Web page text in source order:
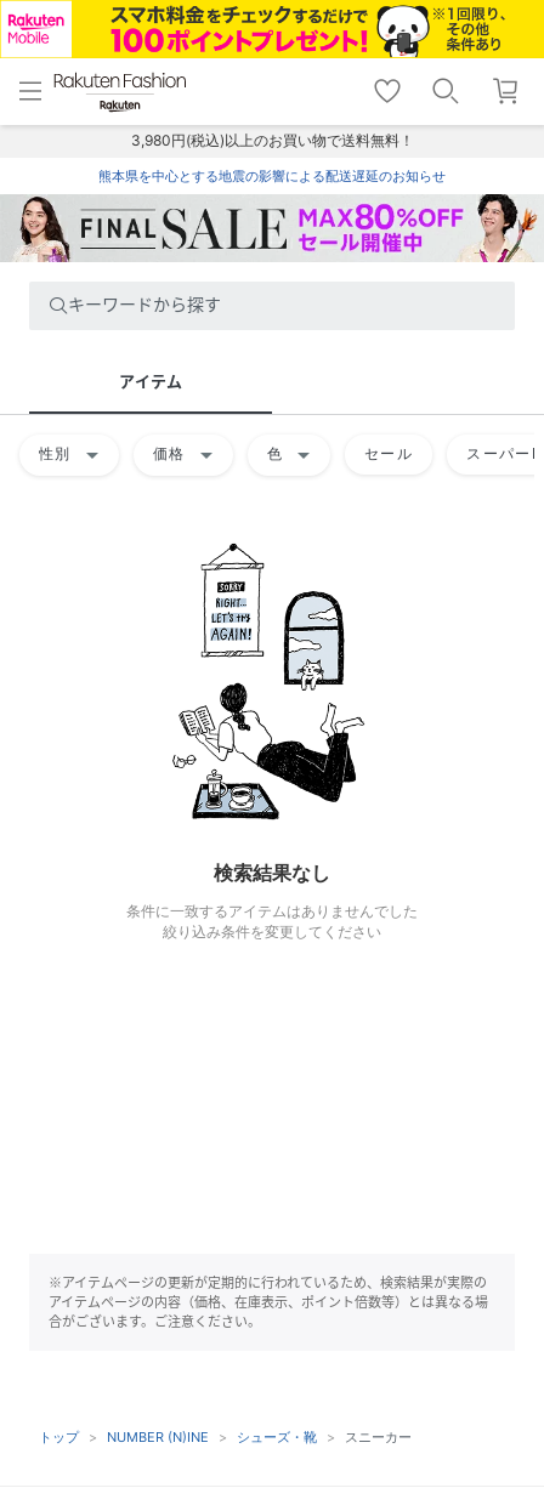
menu home
トップ
shopping_cart lock_outline
ログイン
3,980円(税込)以上のお買い物で送料無料！
熊本県を中心とする地震の影響による配送遅延のお知らせ
キーワードから探す
アイテム
性別 arrow_drop_down 価格 arrow_drop_down 色 arrow_drop_down セール スーパー
検索結果なし
条件に一致するアイテムはありませんでした
絞り込み条件を変更してください
※アイテムページの更新が定期的に行われているため、検索結果が実際の
アイテムページの内容（価格、在庫表示、ポイント倍数等）とは異なる場
合がございます。ご注意ください。
トップ NUMBER (N)INE シューズ・靴 スニーカー